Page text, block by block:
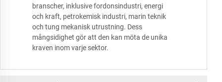
branscher, inklusive fordonsindustri, energi
och kraft, petrokemisk industri, marin teknik
och tung mekanisk utrustning. Dess
mångsidighet gör att den kan möta de unika
kraven inom varje sektor.